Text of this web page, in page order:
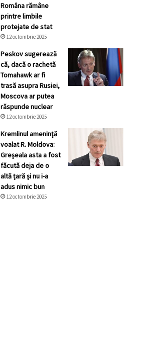
Româna rămâne
printre limbile
protejate de stat
12 octombrie 2025
Peskov sugerează
că, dacă o rachetă
Tomahawk ar fi
trasă asupra Rusiei,
Moscova ar putea
răspunde nuclear
12 octombrie 2025
Kremlinul ameninţă
voalat R. Moldova:
Greșeala asta a fost
făcută deja de o
altă țară și nu i-a
adus nimic bun
12 octombrie 2025